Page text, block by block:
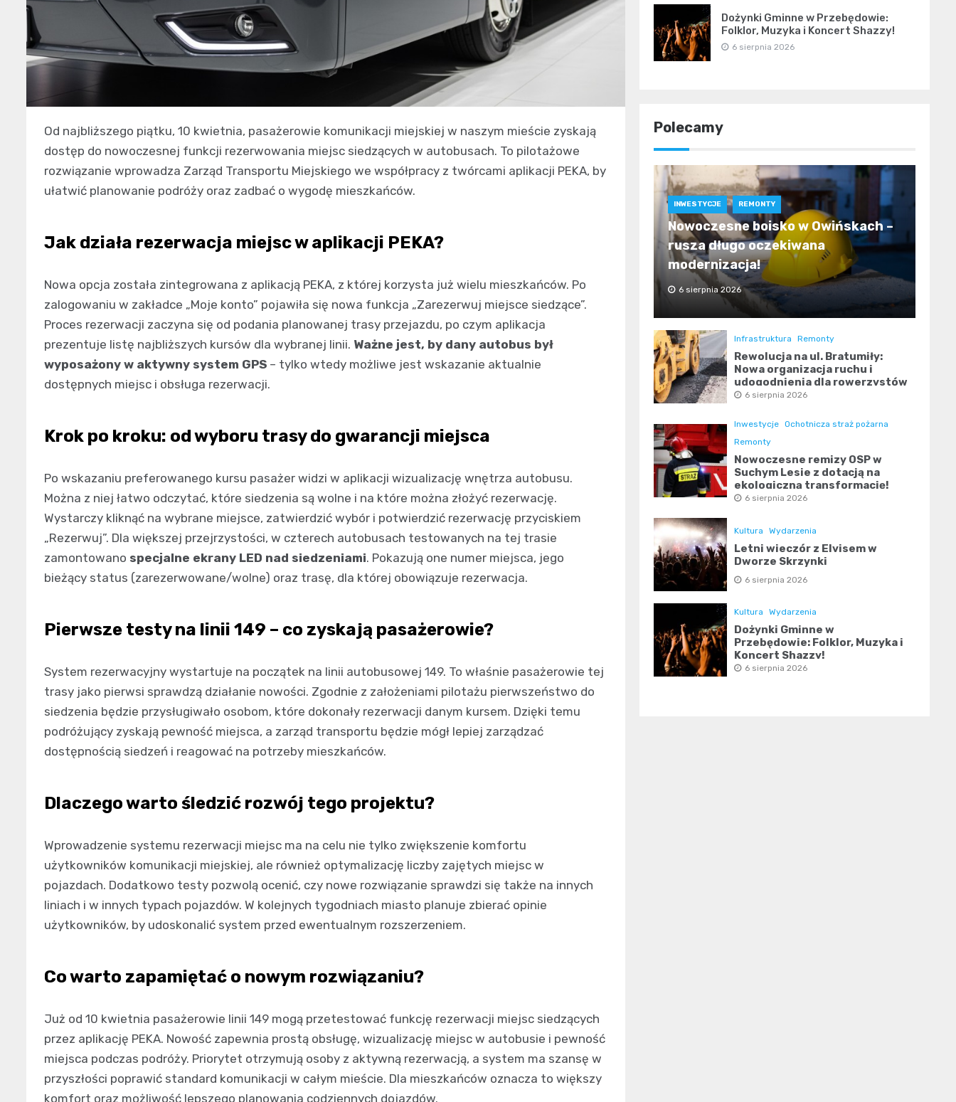
Od najbliższego piątku, 10 kwietnia, pasażerowie komunikacji miejskiej w naszym mieście zyskają
dostęp do nowoczesnej funkcji rezerwowania miejsc siedzących w autobusach. To pilotażowe
rozwiązanie wprowadza Zarząd Transportu Miejskiego we współpracy z twórcami aplikacji PEKA, by
ułatwić planowanie podróży oraz zadbać o wygodę mieszkańców.
Jak działa rezerwacja miejsc w aplikacji PEKA?
Nowa opcja została zintegrowana z aplikacją PEKA, z której korzysta już wielu mieszkańców. Po
zalogowaniu w zakładce „Moje konto” pojawiła się nowa funkcja „Zarezerwuj miejsce siedzące”.
Proces rezerwacji zaczyna się od podania planowanej trasy przejazdu, po czym aplikacja
prezentuje listę najbliższych kursów dla wybranej linii. Ważne jest, by dany autobus był
wyposażony w aktywny system GPS – tylko wtedy możliwe jest wskazanie aktualnie
dostępnych miejsc i obsługa rezerwacji.
Krok po kroku: od wyboru trasy do gwarancji miejsca
Po wskazaniu preferowanego kursu pasażer widzi w aplikacji wizualizację wnętrza autobusu.
Można z niej łatwo odczytać, które siedzenia są wolne i na które można złożyć rezerwację.
Wystarczy kliknąć na wybrane miejsce, zatwierdzić wybór i potwierdzić rezerwację przyciskiem
„Rezerwuj”. Dla większej przejrzystości, w czterech autobusach testowanych na tej trasie
zamontowano specjalne ekrany LED nad siedzeniami. Pokazują one numer miejsca, jego
bieżący status (zarezerwowane/wolne) oraz trasę, dla której obowiązuje rezerwacja.
Pierwsze testy na linii 149 – co zyskają pasażerowie?
System rezerwacyjny wystartuje na początek na linii autobusowej 149. To właśnie pasażerowie tej
trasy jako pierwsi sprawdzą działanie nowości. Zgodnie z założeniami pilotażu pierwszeństwo do
siedzenia będzie przysługiwało osobom, które dokonały rezerwacji danym kursem. Dzięki temu
podróżujący zyskają pewność miejsca, a zarząd transportu będzie mógł lepiej zarządzać
dostępnością siedzeń i reagować na potrzeby mieszkańców.
Dlaczego warto śledzić rozwój tego projektu?
Wprowadzenie systemu rezerwacji miejsc ma na celu nie tylko zwiększenie komfortu
użytkowników komunikacji miejskiej, ale również optymalizację liczby zajętych miejsc w
pojazdach. Dodatkowo testy pozwolą ocenić, czy nowe rozwiązanie sprawdzi się także na innych
liniach i w innych typach pojazdów. W kolejnych tygodniach miasto planuje zbierać opinie
użytkowników, by udoskonalić system przed ewentualnym rozszerzeniem.
Co warto zapamiętać o nowym rozwiązaniu?
Już od 10 kwietnia pasażerowie linii 149 mogą przetestować funkcję rezerwacji miejsc siedzących
przez aplikację PEKA. Nowość zapewnia prostą obsługę, wizualizację miejsc w autobusie i pewność
miejsca podczas podróży. Priorytet otrzymują osoby z aktywną rezerwacją, a system ma szansę w
przyszłości poprawić standard komunikacji w całym mieście. Dla mieszkańców oznacza to większy
komfort oraz możliwość lepszego planowania codziennych dojazdów.
Dożynki Gminne w Przebędowie:
Folklor, Muzyka i Koncert Shazzy!
6 sierpnia 2026
Polecamy
INWESTYCJE REMONTY
Nowoczesne boisko w Owińskach –
rusza długo oczekiwana
modernizacja!
6 sierpnia 2026
Infrastruktura Remonty
Rewolucja na ul. Bratumiły:
Nowa organizacja ruchu i
udogodnienia dla rowerzystów
6 sierpnia 2026
Inwestycje Ochotnicza straż pożarna
Remonty
Nowoczesne remizy OSP w
Suchym Lesie z dotacją na
ekologiczną transformację!
6 sierpnia 2026
Kultura Wydarzenia
Letni wieczór z Elvisem w
Dworze Skrzynki
6 sierpnia 2026
Kultura Wydarzenia
Dożynki Gminne w
Przebędowie: Folklor, Muzyka i
Koncert Shazzy!
6 sierpnia 2026